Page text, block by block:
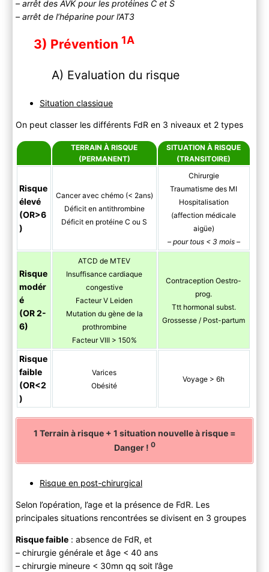
– arrêt des AVK pour les protéines C et S
– arrêt de l’héparine pour l’AT3
3) Prévention 1A
A) Evaluation du risque
Situation classique
On peut classer les différents FdR en 3 niveaux et 2 types
TERRAIN À RISQUE
(PERMANENT)
SITUATION À RISQUE
(TRANSITOIRE)
Risque
élevé
(OR>6
)
Cancer avec chémo (< 2ans)
Déficit en antithrombine
Déficit en protéine C ou S
Chirurgie
Traumatisme des MI
Hospitalisation
(affection médicale
aigüe)
– pour tous < 3 mois –
Risque
modér
é
(OR 2-
6)
ATCD de MTEV
Insuffisance cardiaque
congestive
Facteur V Leiden
Mutation du gène de la
prothrombine
Facteur VIII > 150%
Contraception Oestro-
prog.
Ttt hormonal subst.
Grossesse / Post-partum
Risque
faible
(OR<2
)
Varices
Obésité
Voyage > 6h
1 Terrain à risque + 1 situation nouvelle à risque =
Danger ! 0
Risque en post-chirurgical
Selon l’opération, l’age et la présence de FdR. Les
principales situations rencontrées se divisent en 3 groupes
Risque faible: absence de FdR, et
– chirurgie générale et âge < 40 ans
– chirurgie mineure < 30mn qq soit l’âge